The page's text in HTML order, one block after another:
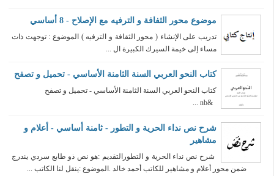
موضوع محور الثفافة و الترفيه مع الإصلاح - 8 أساسي
تدريب على الإنشاء ( محور الثقافة و الترفيه ) الموضوع : توجهت ذات
مساء إلى خيمة السيرك الكبيرة ال ...
كتاب النحو العربي السنة الثامنة الأساسي - تحميل و تصفح
كتاب النحو العربي السنة الثامنة الأساسي - تحميل و تصفح
&nb ...
شرح نص نداء الحرية و التطور - ثامنة أساسي - أعلام و
مشاهير
شرح نص نداء الحرية و التطورالتقديم :هو نص ذو طابع سردي يندرج
ضمن محور أعلام و مشاهير للكاتب أحمد خالد .الموضوع :ينقل لنا الكاتب ...